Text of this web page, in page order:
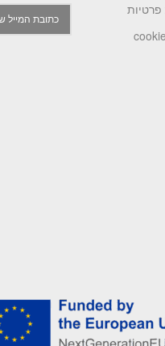
פרטיות